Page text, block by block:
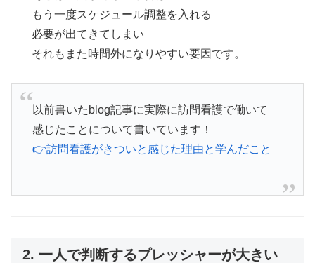
もう一度スケジュール調整を入れる
必要が出てきてしまい
それもまた時間外になりやすい要因です。
以前書いたblog記事に実際に訪問看護で働いて
感じたことについて書いています！
👉訪問看護がきついと感じた理由と学んだこと
2. 一人で判断するプレッシャーが大きい